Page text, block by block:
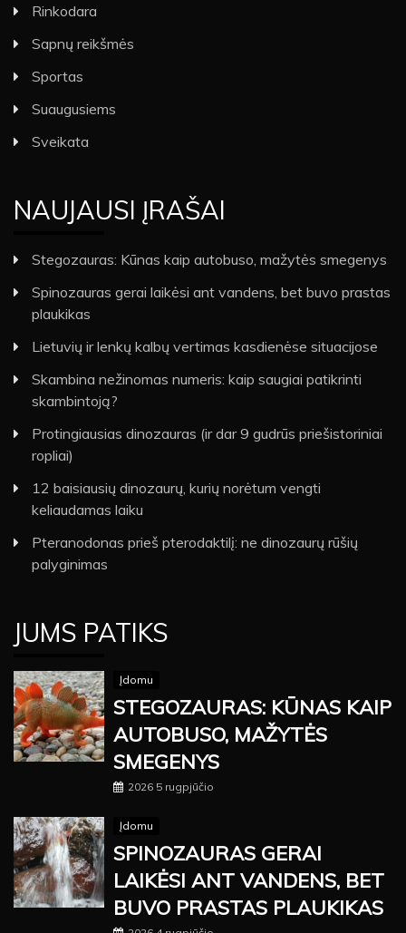
Rinkodara
Sapnų reikšmės
Sportas
Suaugusiems
Sveikata
NAUJAUSI ĮRAŠAI
Stegozauras: Kūnas kaip autobuso, mažytės smegenys
Spinozauras gerai laikėsi ant vandens, bet buvo prastas
plaukikas
Lietuvių ir lenkų kalbų vertimas kasdienėse situacijose
Skambina nežinomas numeris: kaip saugiai patikrinti
skambintoją?
Protingiausias dinozauras (ir dar 9 gudrūs priešistoriniai
ropliai)
12 baisiausių dinozaurų, kurių norėtum vengti
keliaudamas laiku
Pteranodonas prieš pterodaktilį: ne dinozaurų rūšių
palyginimas
JUMS PATIKS
Įdomu
STEGOZAURAS: KŪNAS KAIP
AUTOBUSO, MAŽYTĖS
SMEGENYS
2026 5 rugpjūčio
Įdomu
SPINOZAURAS GERAI
LAIKĖSI ANT VANDENS, BET
BUVO PRASTAS PLAUKIKAS